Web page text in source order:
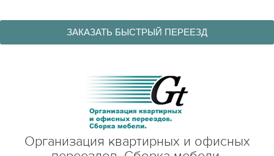
ЗАКАЗАТЬ БЫСТРЫЙ ПЕРЕЕЗД
Организация квартирных и офисных